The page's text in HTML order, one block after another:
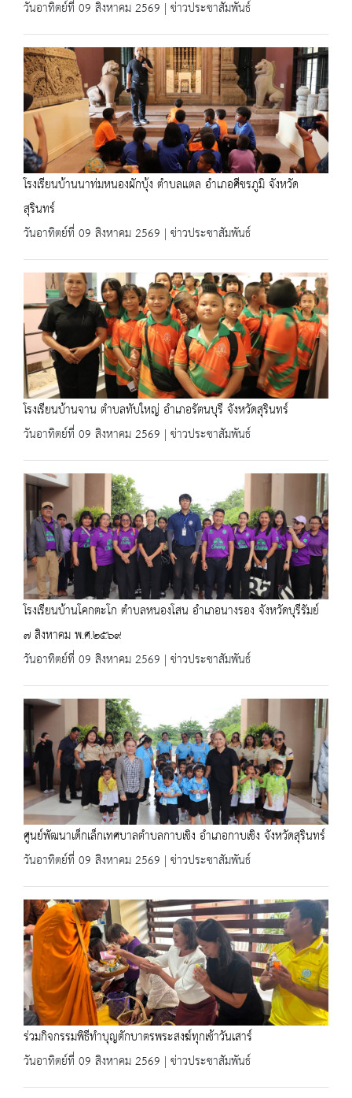
วันอาทิตย์ที่ 09 สิงหาคม 2569 | ข่าวประชาสัมพันธ์
โรงเรียนบ้านนาท่มหนองผักบุ้ง ตำบลแตล อำเภอศีขรภูมิ จังหวัด
สุรินทร์
วันอาทิตย์ที่ 09 สิงหาคม 2569 | ข่าวประชาสัมพันธ์
โรงเรียนบ้านจาน ตำบลทับใหญ่ อำเภอรัตนบุรี จังหวัดสุรินทร์
วันอาทิตย์ที่ 09 สิงหาคม 2569 | ข่าวประชาสัมพันธ์
โรงเรียนบ้านโคกตะโก ตำบลหนองโสน อำเภอนางรอง จังหวัดบุรีรัมย์
๗ สิงหาคม พ.ศ.๒๕๖๙
วันอาทิตย์ที่ 09 สิงหาคม 2569 | ข่าวประชาสัมพันธ์
ศูนย์พัฒนาเด็กเล็กเทศบาลตำบลกาบเชิง อำเภอกาบเชิง จังหวัดสุรินทร์
วันอาทิตย์ที่ 09 สิงหาคม 2569 | ข่าวประชาสัมพันธ์
ร่วมกิจกรรมพิธีทำบุญตักบาตรพระสงฆ์ทุกเช้าวันเสาร์
วันอาทิตย์ที่ 09 สิงหาคม 2569 | ข่าวประชาสัมพันธ์